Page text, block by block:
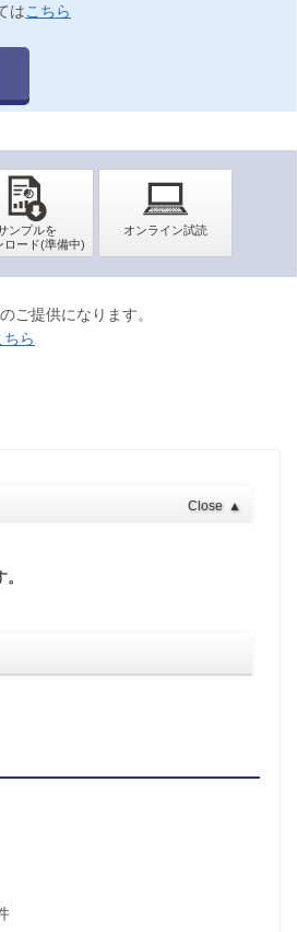
はこちら
ご提供になります。
ちら
Close ▲